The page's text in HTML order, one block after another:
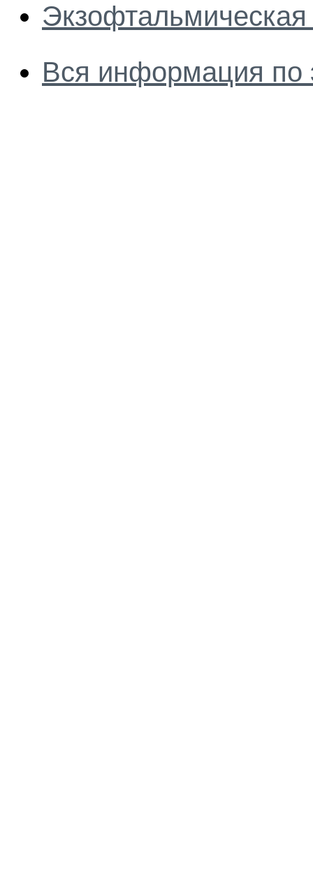
Вся информация по